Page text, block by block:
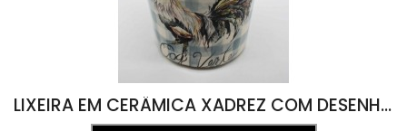
LIXEIRA EM CERÂMICA XADREZ COM DESENHO DE GALO E TAMPA DE TABOA COM GALO P 38A